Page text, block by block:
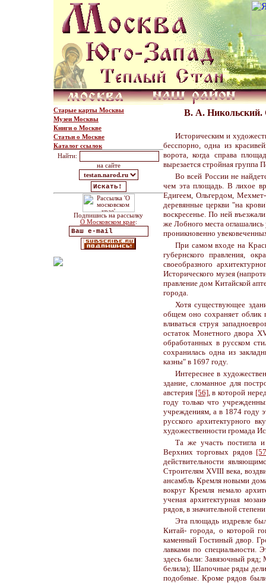
Старые карты Москвы
Музеи Москвы
Книги о Москве
Статьи о Москве
Каталог ссылок
Найти:
на сайте
Подпишись на рассылку
О Московском крае:
В. А.
Историческим и
бесспорно, одна из
ворота, когда справа
вырезается стройная группа
Во всей России не
чем эта площадь. В лихое
Едигеем, Ольгердом,
деревянные церкви "на
воскресенье. По ней
же Лобного места оглашались
проникновенно
При самом входе на
губернского правления,
своеобразного
Исторического музея
правление дом Китайской
города.
Хотя существующее
общем оно сохраняет облик
вливаться струя
остаток Монетного двора
обработанных в русском
сохранилась одна из
казны" в 1697 году.
Интереснее в
здание, сломанное для
австерия [56], в которой
году только что
учреждениям, а в 1874 году
русского архитектурного
художественности громада
Та же участь постигла
Верхних торговых рядов
действительности
Строителям XVIII века,
ансамбль Кремля новыми
вокруг Кремля немало
ученая архитектурная
рядов, в значительной
Эта площадь издревле
Китай- города, о которой
каменный Гостиный двор.
лавками по специальности.
здесь были: Завязочный
белила); Шапочные ряды
подобные. Кроме рядов